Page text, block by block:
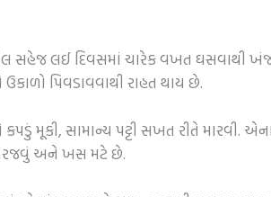
સહેજ લઈ દિવસમાં ચારેક વખત ઘસવાથી
પિવડાવવાથી રાહત થાય છે.
મૂકી, સામાન્ય પટ્ટી સખત રીતે મારવી.
અને ખસ મટે છે.